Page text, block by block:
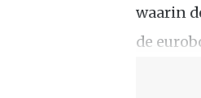
waarin
de